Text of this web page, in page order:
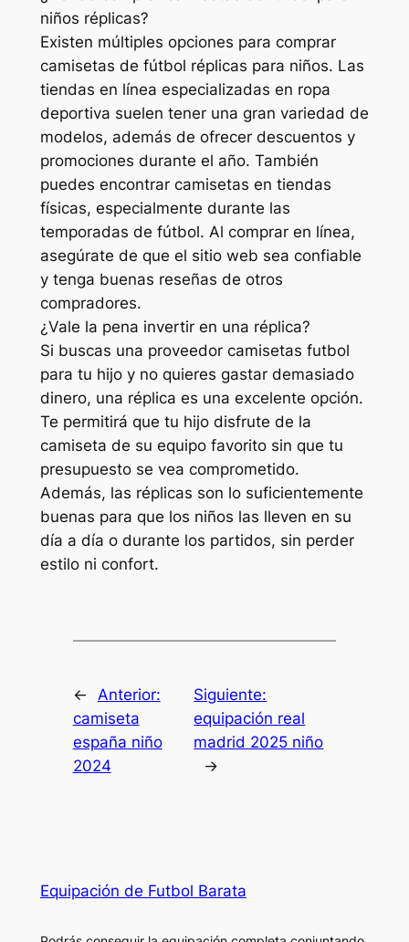
niños réplicas?
Existen múltiples opciones para comprar
camisetas de fútbol réplicas para niños. Las
tiendas en línea especializadas en ropa
deportiva suelen tener una gran variedad de
modelos, además de ofrecer descuentos y
promociones durante el año. También
puedes encontrar camisetas en tiendas
físicas, especialmente durante las
temporadas de fútbol. Al comprar en línea,
asegúrate de que el sitio web sea confiable
y tenga buenas reseñas de otros
compradores.
¿Vale la pena invertir en una réplica?
Si buscas una proveedor camisetas futbol
para tu hijo y no quieres gastar demasiado
dinero, una réplica es una excelente opción.
Te permitirá que tu hijo disfrute de la
camiseta de su equipo favorito sin que tu
presupuesto se vea comprometido.
Además, las réplicas son lo suficientemente
buenas para que los niños las lleven en su
día a día o durante los partidos, sin perder
estilo ni confort.
←
Anterior:
camiseta
españa niño
2024
Siguiente:
equipación real
madrid 2025 niño
→
Equipación de Futbol Barata